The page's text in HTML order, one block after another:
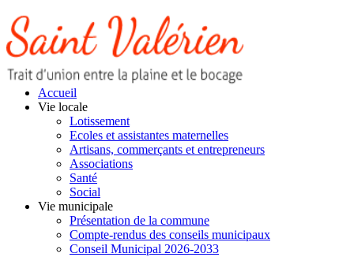
Accueil
Vie locale
Lotissement
Ecoles et assistantes maternelles
Artisans, commerçants et entrepreneurs
Associations
Santé
Social
Vie municipale
Présentation de la commune
Compte-rendus des conseils municipaux
Conseil Municipal 2026-2033